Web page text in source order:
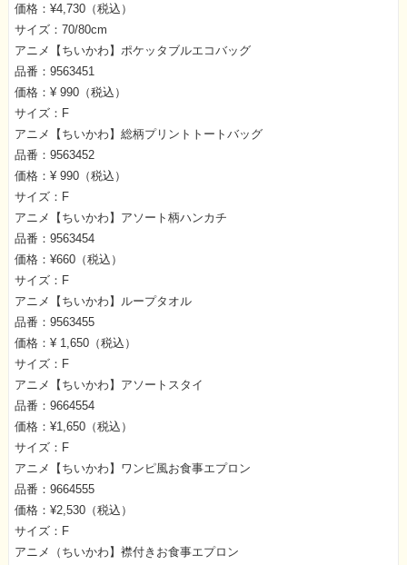
価格：¥4,730（税込）
サイズ：70/80cm
アニメ【ちいかわ】ポケッタブルエコバッグ
品番：9563451
価格：¥ 990（税込）
サイズ：F
アニメ【ちいかわ】総柄プリントトートバッグ
品番：9563452
価格：¥ 990（税込）
サイズ：F
アニメ【ちいかわ】アソート柄ハンカチ
品番：9563454
価格：¥660（税込）
サイズ：F
アニメ【ちいかわ】ループタオル
品番：9563455
価格：¥ 1,650（税込）
サイズ：F
アニメ【ちいかわ】アソートスタイ
品番：9664554
価格：¥1,650（税込）
サイズ：F
アニメ【ちいかわ】ワンピ風お食事エプロン
品番：9664555
価格：¥2,530（税込）
サイズ：F
アニメ（ちいかわ】襟付きお食事エプロン